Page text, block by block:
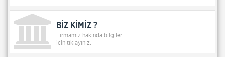
BİZ KİMİZ ?
Firmamız hakında bilgiler
için tıklayınız.